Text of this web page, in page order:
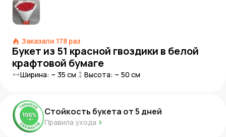
Заказали 178 раз
Букет из 51 красной гвоздики в белой
крафтовой бумаге
Ширина: ~ 35 см Высота: ~ 50 см
Стойкость букета от5 дней
Правила ухода